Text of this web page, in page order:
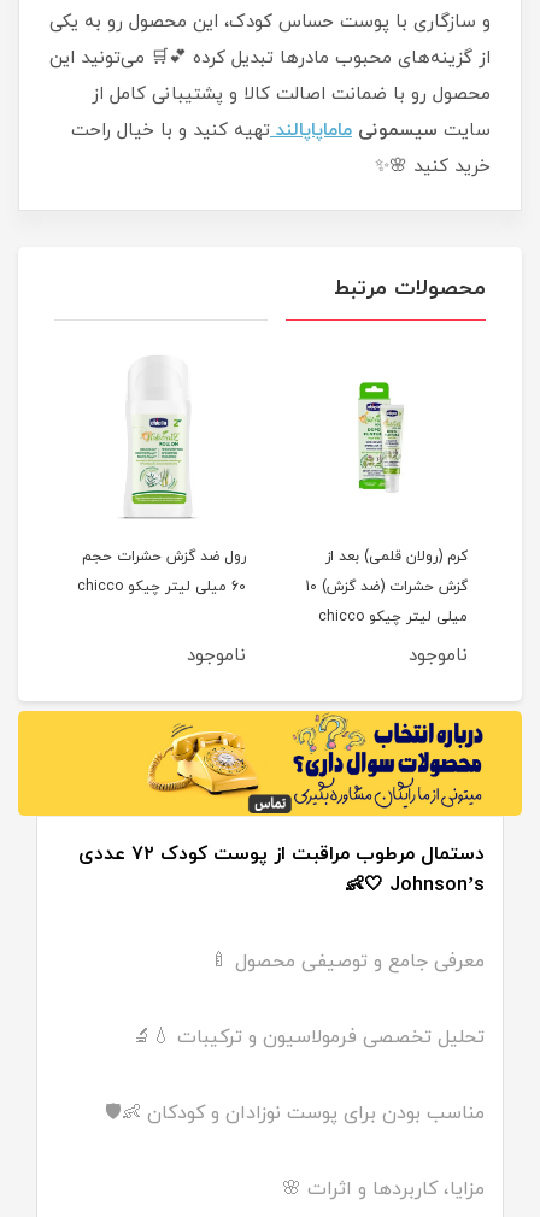
و سازگاری با پوست حساس کودک، این محصول رو به یکی
از گزینه‌های محبوب مادرها تبدیل کرده 💕🛒 می‌تونید این
محصول رو با ضمانت اصالت کالا و پشتیبانی کامل از
سایت سیسمونی ماماپاپالند تهیه کنید و با خیال راحت
خرید کنید 🌸✨
محصولات مرتبط
رول ضد گزش حشرات حجم
60 میلی لیتر چیکو chicco
ناموجود
محافظ و ضربه گیر سر نوزاد
طرح خرگوش baby dream
ناموجود
دستمال مرطوب مراقبت از پوست کودک ۷۲ عددی
Johnson’s 🤍👶
معرفی جامع و توصیفی محصول 🍼
تحلیل تخصصی فرمولاسیون و ترکیبات 💧🔬
مناسب بودن برای پوست نوزادان و کودکان 👶🛡
مزایا، کاربردها و اثرات 🌸